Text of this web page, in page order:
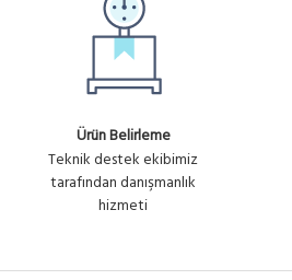
Ürün Belirleme
Teknik destek ekibimiz
tarafından danışmanlık
hizmeti